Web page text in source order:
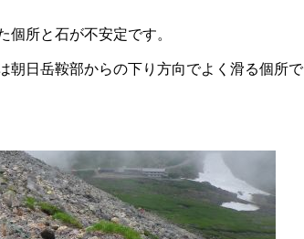
エビの尻尾越しに・・・・・
紅葉は・・・・・
所と石が不安定です。
朝日岳鞍部からの下り方向でよく滑る個所で